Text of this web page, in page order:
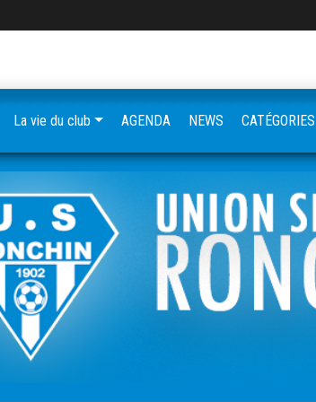
La vie du club AGENDA NEWS CATÉGORIES